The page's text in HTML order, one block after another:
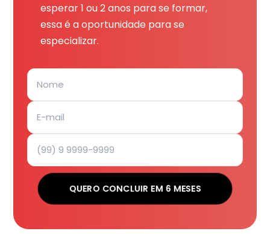
esperar 1 ou 2 anos para se formar,
essa é a oportunidade para se
especializar.
QUERO CONCLUIR EM 6 MESES